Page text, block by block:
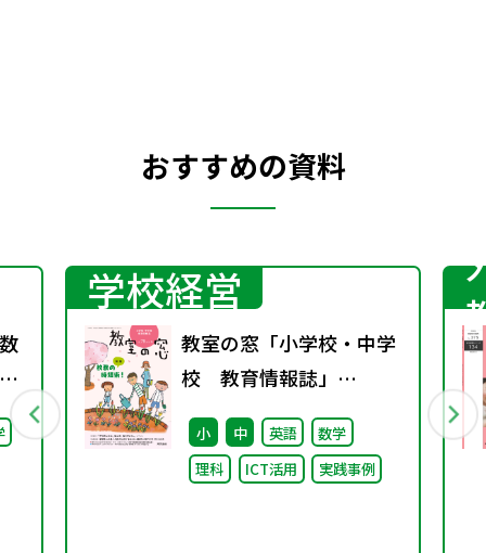
おすすめの資料
学校経営
教室の窓「小学校・中学
校 教育情報誌」
vol.78 2026年4月発行
小 中 英語
数学
理科
ICT活用 実践事例